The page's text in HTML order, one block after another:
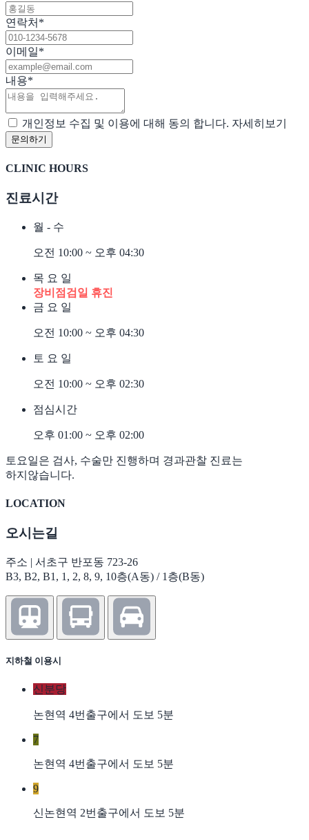
연락처 *
이메일*
내용*
개인정보 수집 및 이용에 대해 동의 합니다. 자세히보기
CLINIC HOURS
진료시간
월 - 수
오전 10:00 ~ 오후 04:30
목 요 일
장비점검일 휴진
금 요 일
오전 10:00 ~ 오후 04:30
토 요 일
오전 10:00 ~ 오후 02:30
점심시간
오후 01:00 ~ 오후 02:00
토요일은 검사, 수술만 진행하며 경과관찰 진료는
하지않습니다.
LOCATION
오시는길
주소 | 서초구 반포동 723-26
B3, B2, B1, 1, 2, 8, 9, 10층(A동) / 1층(B동)
지하철 이용시
신분당
논현역 4번출구에서 도보 5분
7
논현역 4번출구에서 도보 5분
9
신논현역 2번출구에서 도보 5분